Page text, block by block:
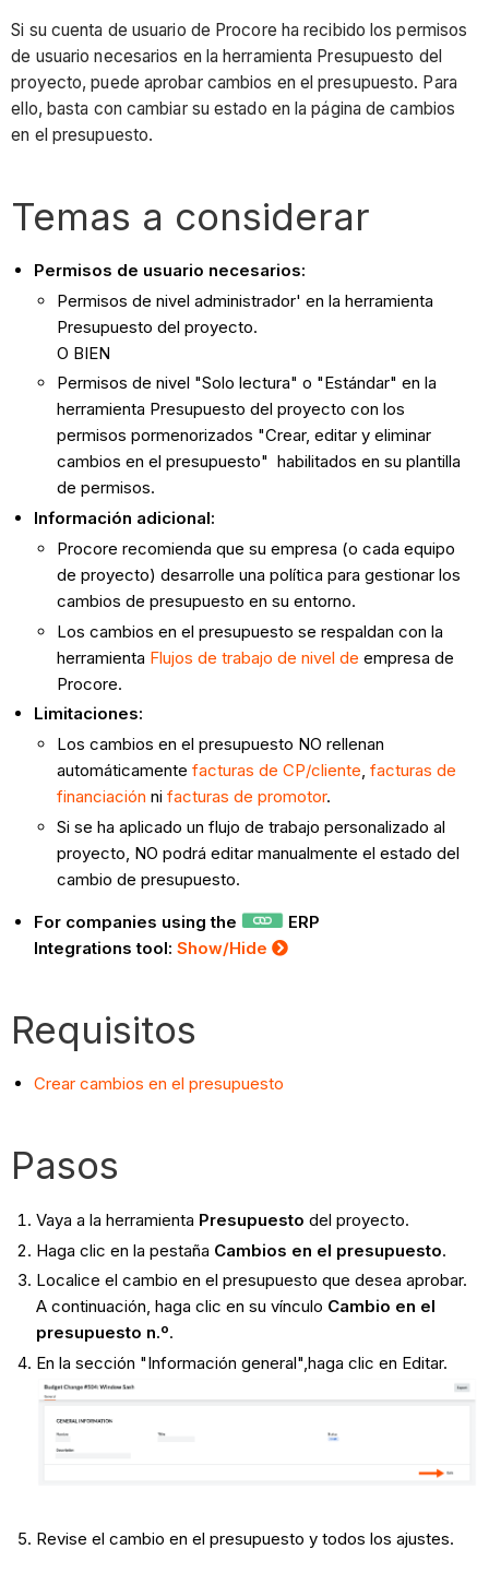
Si su cuenta de usuario de Procore ha recibido los permisos
de usuario necesarios en la herramienta Presupuesto del
proyecto, puede aprobar cambios en el presupuesto. Para
ello, basta con cambiar su estado en la página de cambios
en el presupuesto.
Temas a considerar
Permisos de usuario necesarios:
Permisos de nivel administrador' en la herramienta
Presupuesto del proyecto.
O BIEN
Permisos de nivel "Solo lectura" o "Estándar" en la
herramienta Presupuesto del proyecto con los
permisos pormenorizados "Crear, editar y eliminar
cambios en el presupuesto" habilitados en su plantilla
de permisos.
Información adicional:
Procore recomienda que su empresa (o cada equipo
de proyecto) desarrolle una política para gestionar los
cambios de presupuesto en su entorno.
Los cambios en el presupuesto se respaldan con la
herramienta Flujos de trabajo de nivel de empresa de
Procore.
Limitaciones:
Los cambios en el presupuesto NO rellenan
automáticamente facturas de CP/cliente,facturas de
financiación nifacturas de promotor.
Si se ha aplicado un flujo de trabajo personalizado al
proyecto, NO podrá editar manualmente el estado del
cambio de presupuesto.
For companies using the
ERP
Integrations tool:Show/Hide
Requisitos
Crear cambios en el presupuesto
Pasos
Vaya a la herramienta Presupuesto del proyecto.
Haga clic en la pestaña Cambios en el presupuesto.
Localice el cambio en el presupuesto que desea aprobar.
A continuación, haga clic en su vínculo Cambio en el
presupuesto n.º.
En la sección "Información general",haga clic en Editar.
Revise el cambio en el presupuesto y todos los ajustes.